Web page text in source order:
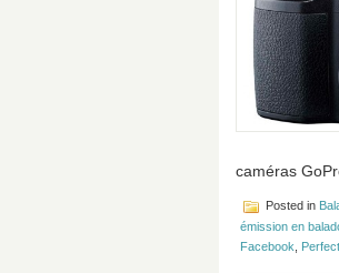
caméras
Posted in
émission en
Facebook